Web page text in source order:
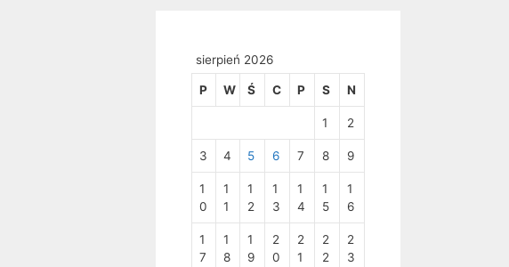
sierpień 2026
P W Ś C P S N
1 2
3 4 5 6 7 8 9
1
0
1
1
1
2
1
3
1
4
1
5
1
6
1
7
1
8
1
9
2
0
2
1
2
2
2
3